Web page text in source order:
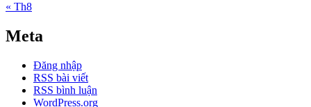
« Th8
Meta
Đăng nhập
RSS bài viết
RSS bình luận
WordPress.org